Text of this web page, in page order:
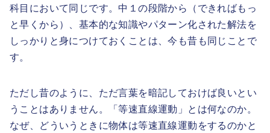
科目において同じです。中１の段階から（できればもっ
と早くから）、基本的な知識やパターン化された解法を
しっかりと身につけておくことは、今も昔も同じことで
す。
ただし昔のように、ただ言葉を暗記しておけば良いとい
うことはありません。「等速直線運動」とは何なのか。
なぜ、どういうときに物体は等速直線運動をするのかと